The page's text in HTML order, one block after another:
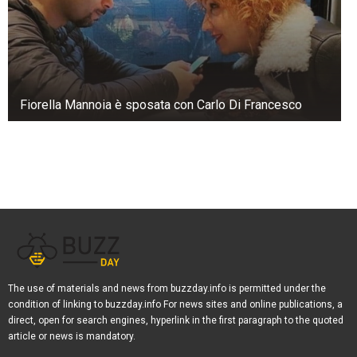
La carne è anche una fonte di nutrienti
essenziali, ma se consumata in eccesso può
aumentare il rischio di cancro e altre malattie. È
bene limitare la carne rossa a 500 grammi (di
prodotto cotto) alla settimana ed evitare le
carni lavorate.
Fiorella Mannoia è sposata con Carlo Di Francesco
The use of materials and news from buzzday.info is permitted under the
condition of linking to buzzday.info For news sites and online publications, a
direct, open for search engines, hyperlink in the first paragraph to the quoted
article or news is mandatory.